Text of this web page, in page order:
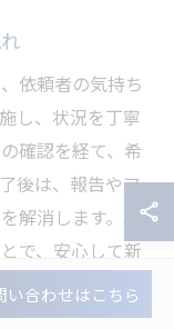
依頼者の気持ち
し、状況を丁寧
確認を経て、希
後は、報告やア
解消します。段
で、安心して新
い合わせはこちら